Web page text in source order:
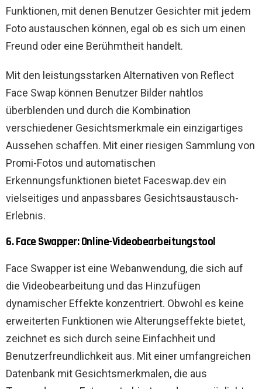
Funktionen, mit denen Benutzer Gesichter mit jedem
Foto austauschen können, egal ob es sich um einen
Freund oder eine Berühmtheit handelt.
Mit den leistungsstarken Alternativen von Reflect
Face Swap können Benutzer Bilder nahtlos
überblenden und durch die Kombination
verschiedener Gesichtsmerkmale ein einzigartiges
Aussehen schaffen. Mit einer riesigen Sammlung von
Promi-Fotos und automatischen
Erkennungsfunktionen bietet Faceswap.dev ein
vielseitiges und anpassbares Gesichtsaustausch-
Erlebnis.
6. Face Swapper: Online-Videobearbeitungstool
Face Swapper ist eine Webanwendung, die sich auf
die Videobearbeitung und das Hinzufügen
dynamischer Effekte konzentriert. Obwohl es keine
erweiterten Funktionen wie Alterungseffekte bietet,
zeichnet es sich durch seine Einfachheit und
Benutzerfreundlichkeit aus. Mit einer umfangreichen
Datenbank mit Gesichtsmerkmalen, die aus